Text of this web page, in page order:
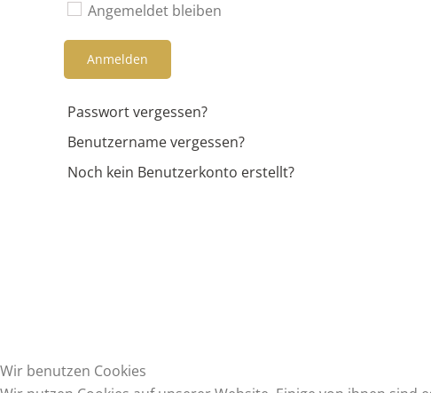
Angemeldet bleiben
Anmelden
Passwort vergessen?
Benutzername vergessen?
Noch kein Benutzerkonto erstellt?
Wir benutzen Cookies